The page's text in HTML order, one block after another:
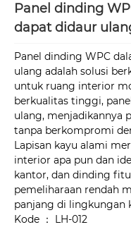
Panel dinding
dapat didaur
Panel dinding WPC
ulang adalah solusi
untuk ruang interior
berkualitas tinggi,
ulang, menjadikannya
tanpa berkompromi
Lapisan kayu alami
interior apa pun dan
kantor, dan dinding
pemeliharaan rendah
panjang di lingkungan
Kode ： LH-012